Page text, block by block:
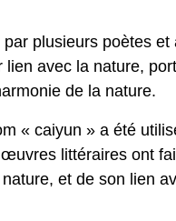
plusieurs poètes
avec la nature,
de la nature.
« caiyun » a été
littéraires ont
et de son lien